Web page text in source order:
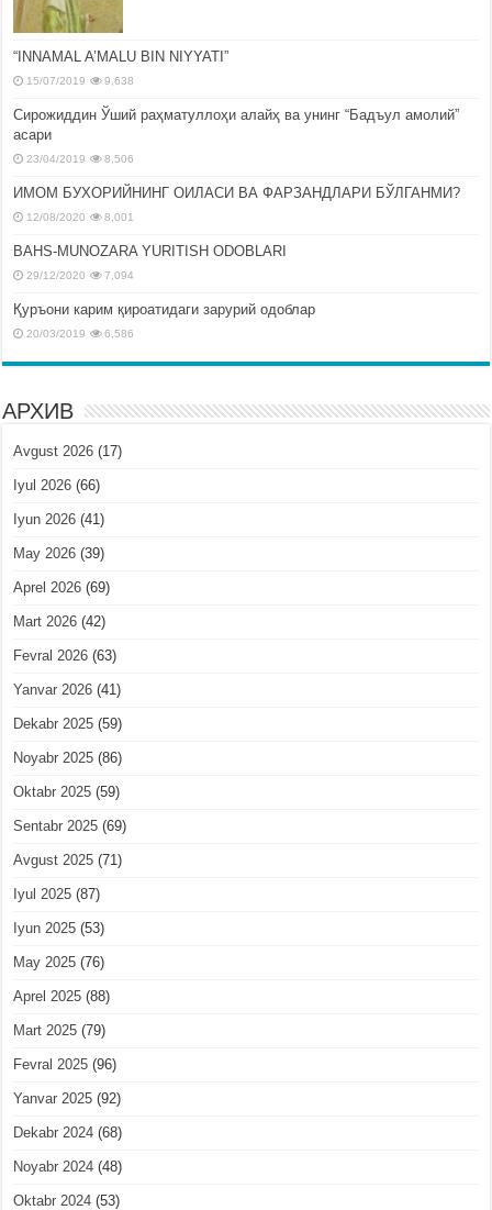
“INNAMAL A’MALU BIN NIYYATI”
15/07/2019 9,638
Сирожиддин Ўший раҳматуллоҳи алайҳ ва унинг “Бадъул амолий”
асари
23/04/2019 8,506
ИМОМ БУХОРИЙНИНГ ОИЛАСИ ВА ФАРЗАНДЛАРИ БЎЛГАНМИ?
12/08/2020 8,001
BAHS-MUNOZARA YURITISH ODOBLARI
29/12/2020 7,094
Қуръони карим қироатидаги зарурий одоблар
20/03/2019 6,586
АРХИВ
Avgust 2026 (17)
Iyul 2026 (66)
Iyun 2026 (41)
May 2026 (39)
Aprel 2026 (69)
Mart 2026 (42)
Fevral 2026 (63)
Yanvar 2026 (41)
Dekabr 2025 (59)
Noyabr 2025 (86)
Oktabr 2025 (59)
Sentabr 2025 (69)
Avgust 2025 (71)
Iyul 2025 (87)
Iyun 2025 (53)
May 2025 (76)
Aprel 2025 (88)
Mart 2025 (79)
Fevral 2025 (96)
Yanvar 2025 (92)
Dekabr 2024 (68)
Noyabr 2024 (48)
Oktabr 2024 (53)